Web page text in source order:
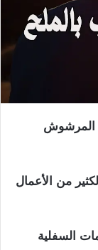
المرشوش
من الأعمال
السفلية